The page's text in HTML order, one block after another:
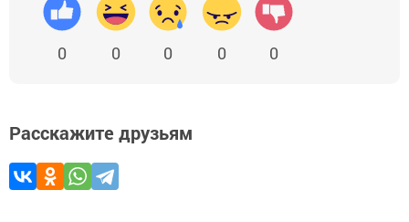
0 0 0 0 0
Расскажите друзьям